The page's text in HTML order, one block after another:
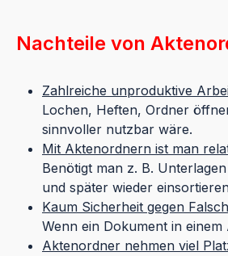
Nachteile von
Zahlreiche unproduktive
Lochen, Heften, Ordner
sinnvoller nutzbar wäre.
Mit Aktenordnern ist man
Benötigt man z. B.
und später wieder
Kaum Sicherheit gegen
Wenn ein Dokument in
Aktenordner nehmen viel